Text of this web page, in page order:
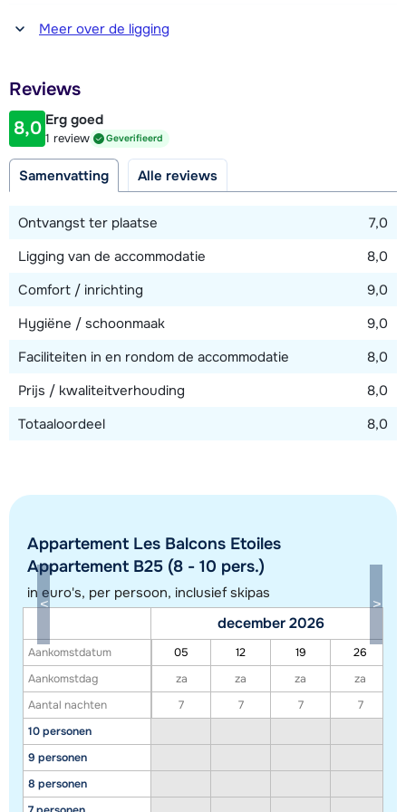
Afstand tot winkel(s)
100 meter
100 meter
Afstand tot piste
20 meter
20 meter
Bekijk kaart
Toon alle accommodaties in dit gebied
Deze kaart geeft een indicatie van de ligging van onze accommodaties. De
exacte locatie kan enigszins afwijken.
Meer over de ligging
Reviews
8,0 Erg goed
1 review Geverifieerd
Samenvatting Alle reviews
Ontvangst ter plaatse
7,0
Ligging van de accommodatie
8,0
Comfort / inrichting
9,0
Hygiëne / schoonmaak
9,0
Faciliteiten in en rondom de accommodatie
8,0
Prijs / kwaliteitverhouding
8,0
Totaaloordeel
8,0
Appartement Les Balcons Etoiles
Appartement B25 (8 - 10 pers.)
in euro's, per persoon, inclusief skipas
Aankomstdatum
Aankomstdag
Aantal nachten
10 personen
9 personen
8 personen
december 2026
05 12 19
26
za
za za
za
7
7 7 7